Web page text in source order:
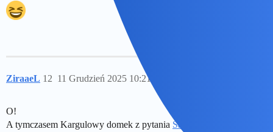
ZiraaeL 11 Grudzień 2025 10:21
12
O!
A tymczasem Kargulowy domek z pytania Sami Swoi